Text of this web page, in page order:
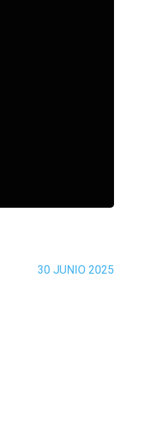
30 JUNIO 2025